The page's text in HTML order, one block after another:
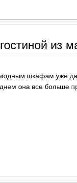
из
шкафам уже
она все больше